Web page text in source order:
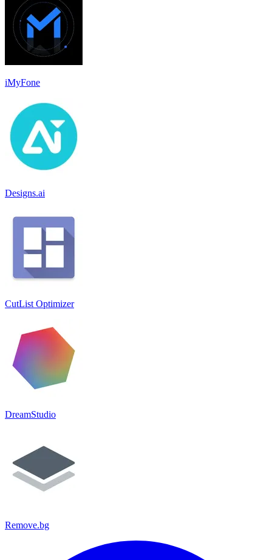
iMyFone
Designs.ai
CutList Optimizer
DreamStudio
Remove.bg